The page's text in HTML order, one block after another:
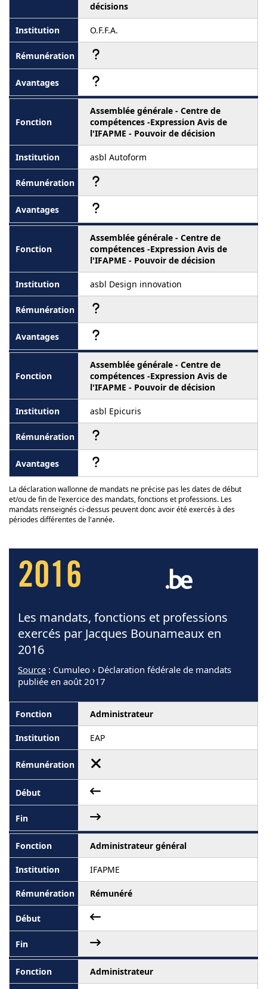
décisions
O.F.F.A.
Assemblée générale - Centre de
compétences -Expression Avis de
l'IFAPME - Pouvoir de décision
asbl Autoform
Assemblée générale - Centre de
compétences -Expression Avis de
l'IFAPME - Pouvoir de décision
asbl Design innovation
Assemblée générale - Centre de
compétences -Expression Avis de
l'IFAPME - Pouvoir de décision
asbl Epicuris
La déclaration wallonne de mandats ne précise pas les dates de début
et/ou de fin de l'exercice des mandats, fonctions et professions. Les
mandats renseignés ci-dessus peuvent donc avoir été exercés à des
périodes différentes de l'année.
2016
Les mandats, fonctions et professions
exercés par Jacques Bounameaux en
2016
Source : Cumuleo › Déclaration fédérale de mandats
publiée en août 2017
Administrateur
EAP
Administrateur général
IFAPME
Rémunéré
Administrateur